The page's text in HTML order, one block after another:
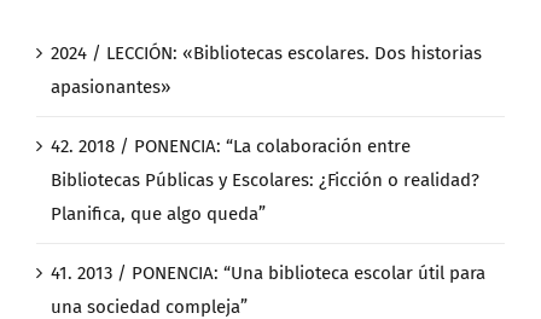
2024 / LECCIÓN: «Bibliotecas escolares. Dos historias
apasionantes»
42. 2018 / PONENCIA: “La colaboración entre
Bibliotecas Públicas y Escolares: ¿Ficción o realidad?
Planifica, que algo queda”
41. 2013 / PONENCIA: “Una biblioteca escolar útil para
una sociedad compleja”